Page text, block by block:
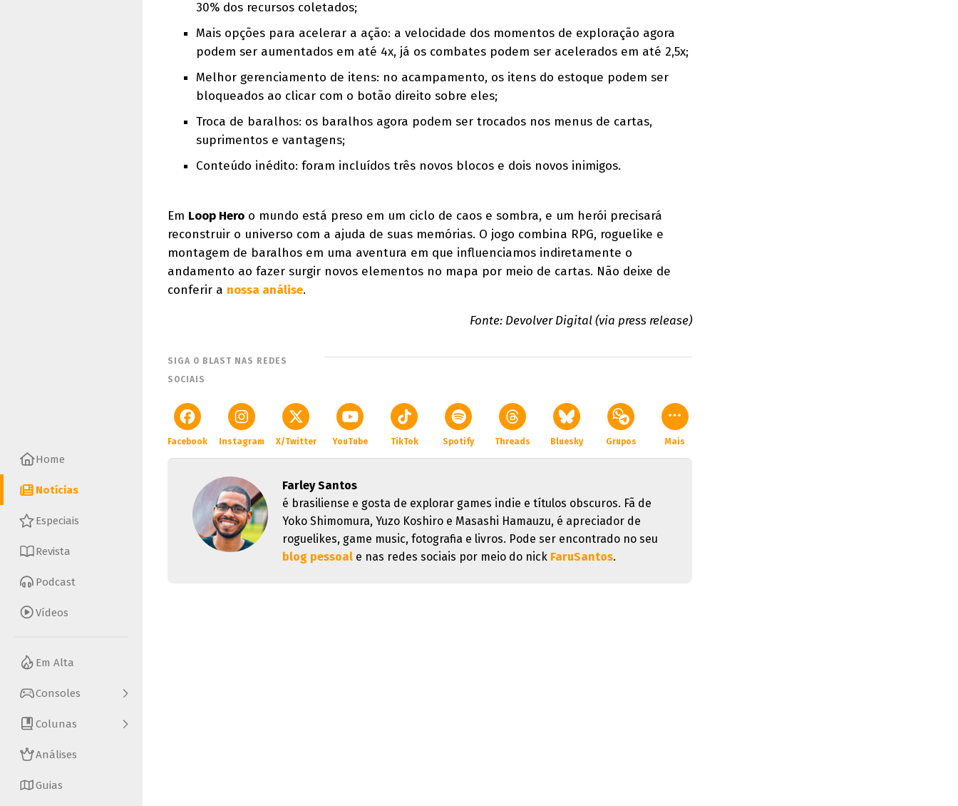
Home
Notícias
Especiais
Revista
Podcast
Vídeos
Em Alta
Consoles
Colunas
Análises
Guias
30% dos recursos coletados;
Mais opções para acelerar a ação: a velocidade dos momentos de exploração agora
podem ser aumentados em até 4x, já os combates podem ser acelerados em até 2,5x;
Melhor gerenciamento de itens: no acampamento, os itens do estoque podem ser
bloqueados ao clicar com o botão direito sobre eles;
Troca de baralhos: os baralhos agora podem ser trocados nos menus de cartas,
suprimentos e vantagens;
Conteúdo inédito: foram incluídos três novos blocos e dois novos inimigos.
Em Loop Hero o mundo está preso em um ciclo de caos e sombra, e um herói precisará
reconstruir o universo com a ajuda de suas memórias. O jogo combina RPG, roguelike e
montagem de baralhos em uma aventura em que influenciamos indiretamente o
andamento ao fazer surgir novos elementos no mapa por meio de cartas. Não deixe de
conferir a nossa análise.
Fonte: Devolver Digital (via press release)
SIGA O BLAST NAS REDES
SOCIAIS
Facebook Instagram X/Twitter YouTube TikTok Spotify Threads Bluesky Grupos Mais
Farley Santos
é brasiliense e gosta de explorar games indie e títulos obscuros. Fã de
Yoko Shimomura, Yuzo Koshiro e Masashi Hamauzu, é apreciador de
roguelikes, game music, fotografia e livros. Pode ser encontrado no seu
blog pessoal e nas redes sociais por meio do nick FaruSantos.